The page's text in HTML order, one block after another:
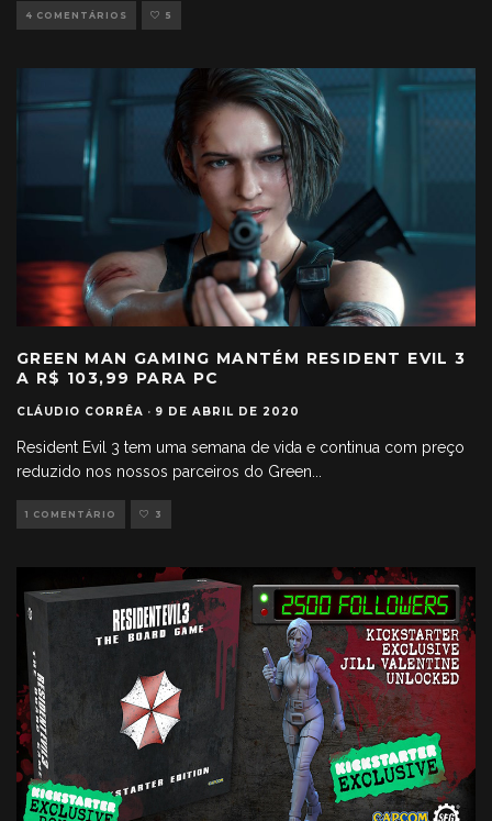
4 COMENTÁRIOS 5
GREEN MAN GAMING MANTÉM RESIDENT EVIL 3
A R$ 103,99 PARA PC
CLÁUDIO CORRÊA · 9 DE ABRIL DE 2020
Resident Evil 3 tem uma semana de vida e continua com preço
reduzido nos nossos parceiros do Green...
1 COMENTÁRIO 3